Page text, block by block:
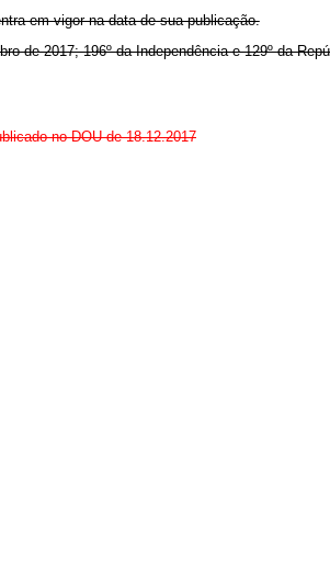
em vigor na data de sua publicação.
de 2017; 196º da Independência e 129º da
no DOU de 18.12.2017